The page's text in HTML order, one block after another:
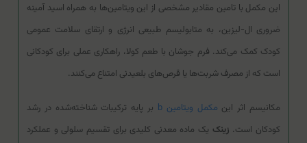
این مکمل با تامین مقادیر مشخصی از این ویتامین‌ها به همراه اسید آمینه
ضروری ال-لیزین، به متابولیسم طبیعی انرژی و ارتقای سلامت عمومی
کودک کمک می‌کند. فرم جوشان با طعم کولا، راهکاری عملی برای کودکانی
است که از مصرف شربت‌ها یا قرص‌های بلعیدنی امتناع می‌کنند.
مکانیسم اثر این مکمل ویتامین b
بر پایه ترکیبات شناخته‌شده در رشد
کودکان است. زینک یک ماده معدنی کلیدی برای تقسیم سلولی و عملکرد